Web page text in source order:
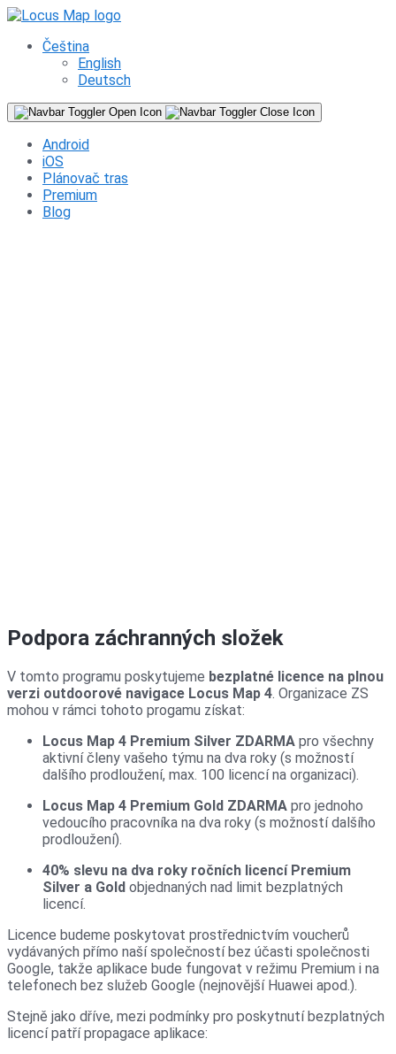
Čeština
English
Deutsch
Android
iOS
Plánovač tras
Premium
Blog
Podpora záchranných složek
V tomto programu poskytujeme bezplatné licence na plnou
verzi outdoorové navigace Locus Map 4. Organizace ZS
mohou v rámci tohoto progamu získat:
Locus Map 4 Premium Silver ZDARMA pro všechny
aktivní členy vašeho týmu na dva roky (s možností
dalšího prodloužení, max. 100 licencí na organizaci).
Locus Map 4 Premium Gold ZDARMA pro jednoho
vedoucího pracovníka na dva roky (s možností dalšího
prodloužení).
40% slevu na dva roky ročních licencí Premium
Silver a Gold objednaných nad limit bezplatných
licencí.
Licence budeme poskytovat prostřednictvím voucherů
vydávaných přímo naší společností bez účasti společnosti
Google, takže aplikace bude fungovat v režimu Premium i na
telefonech bez služeb Google (nejnovější Huawei apod.).
Stejně jako dříve, mezi podmínky pro poskytnutí bezplatných
licencí patří propagace aplikace: